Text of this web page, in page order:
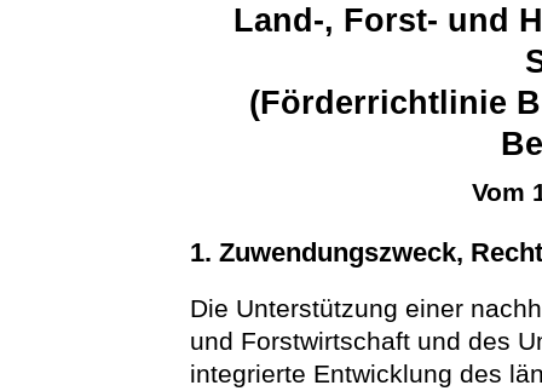
Land-, Forst- und
(Förderrichtlinie
Vom
1. Zuwendungszweck,
Die Unterstützung einer
und Forstwirtschaft und des
integrierte Entwicklung des